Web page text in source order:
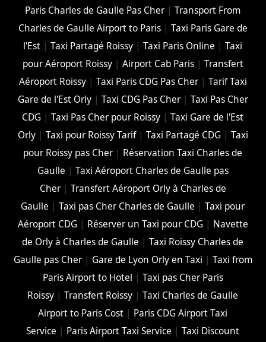
Paris Charles de Gaulle Pas Cher |Transport From
Charles de Gaulle Airport to Paris| Taxi Paris Gare de
l'Est |Taxi Partagé Roissy |Taxi Paris Online |Taxi
pour Aéroport Roissy| Airport Cab Paris| Transfert
Aéroport Roissy| Taxi Paris CDG Pas Cher| Tarif Taxi
Gare de l'Est Orly| Taxi CDG Pas Cher| Taxi Pas Cher
CDG |Taxi Pas Cher pour Roissy |Taxi Gare de l'Est
Orly| Taxi pour Roissy Tarif| Taxi Partagé CDG | Taxi
pour Roissy pas Cher | Réservation Taxi Charles de
Gaulle | Taxi Aéroport Charles de Gaulle pas
Cher| Transfert Aéroport Orly à Charles de
Gaulle |Taxi pas Cher Charles de Gaulle |Taxi pour
Aéroport CDG | Réserver un Taxi pour CDG | Navette
de Orly à Charles de Gaulle |Taxi Roissy Charles de
Gaulle pas Cher| Gare de Lyon Orly en Taxi | Taxi from
Paris Airport to Hotel | Taxi pas Cher Paris
Roissy |Transfert Roissy |Taxi Charles de Gaulle
Airport to Paris Cost | Paris CDG Airport Taxi
Service | Paris Airport Taxi Service |Taxi Discount